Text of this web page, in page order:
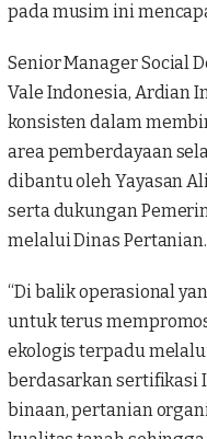
pada musim ini
Senior Manager Social
Vale Indonesia, Ardian
konsisten dalam
area pemberdayaan
dibantu oleh Yayasan
serta dukungan
melalui Dinas Pertanian.
“Di balik operasional
untuk terus
ekologis terpadu
berdasarkan sertifikasi
binaan, pertanian